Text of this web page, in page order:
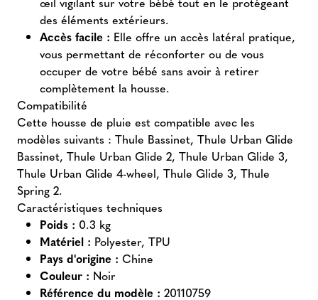
des éléments extérieurs.
Accès facile : Elle offre un accès latéral pratique,
vous permettant de réconforter ou de vous
occuper de votre bébé sans avoir à retirer
complètement la housse.
Compatibilité
Cette housse de pluie est compatible avec les
modèles suivants : Thule Bassinet, Thule Urban Glide
Bassinet, Thule Urban Glide 2, Thule Urban Glide 3,
Thule Urban Glide 4-wheel, Thule Glide 3, Thule
Spring 2.
Caractéristiques techniques
Poids : 0.3 kg
Matériel : Polyester, TPU
Pays d'origine : Chine
Couleur : Noir
Référence du modèle : 20110759